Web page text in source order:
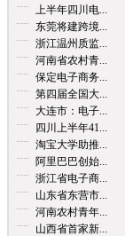
上半年四川电...
东莞将建跨境...
浙江温州质监...
河南省农村青...
保定电子商务...
第四届全国大...
大连市：电子...
四川上半年41...
淘宝大学助推...
阿里巴巴创始...
浙江省电子商...
山东省东营市...
河南农村青年...
山西省首家新...